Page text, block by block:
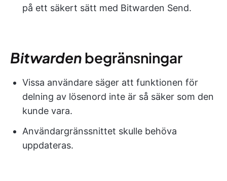
på ett säkert sätt med Bitwarden Send.
Bitwarden begränsningar
Vissa användare säger att funktionen för
delning av lösenord inte är så säker som den
kunde vara.
Användargränssnittet skulle behöva
uppdateras.